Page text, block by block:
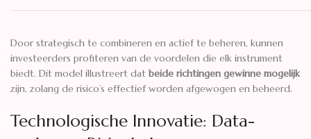
Door strategisch te combineren en actief te beheren, kunnen
investeerders profiteren van de voordelen die elk instrument
biedt. Dit model illustreert dat beide richtingen gewinne mogelijk
zijn, zolang de risico’s effectief worden afgewogen en beheerd.
Technologische Innovatie: Data-